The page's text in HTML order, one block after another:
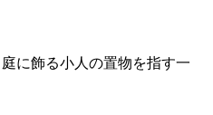
に飾る小人の置物を指す一